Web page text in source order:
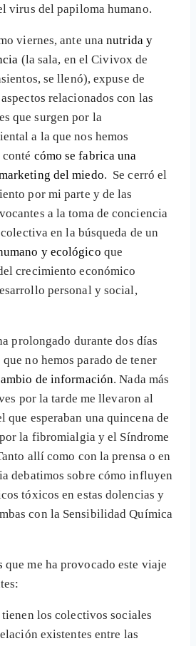
virus del papiloma humano.
viernes, ante unanutrida y
(la sala, en el Civivox de
se llenó), expuse de
relacionados con las
que surgen por la
a la que nos hemos
cómo se fabrica una
del miedo. Se cerró el
por mi parte y de las
a la toma de conciencia
en la búsqueda de un
y ecológico que
crecimiento económico
personal y social,
prolongado durante dos días
no hemos parado de tener
de información. Nada más
por la tarde me llevaron al
que esperaban una quincena de
la fibromialgia y el Síndrome
allí como con la prensa o en
debatimos sobre cómo influyen
tóxicos en estas dolencias y
con la Sensibilidad Química
que me ha provocado este viaje
los colectivos sociales
existentes entre las